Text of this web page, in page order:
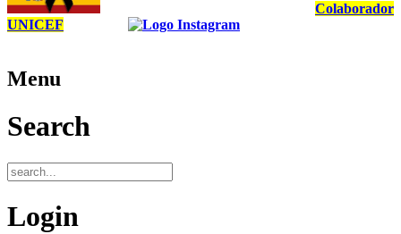
Colaborador
UNICEF
Menu
Search
Login